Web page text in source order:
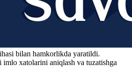
bilan hamkorlikda yaratildi.
imlo xatolarini aniqlash va tuzatishga